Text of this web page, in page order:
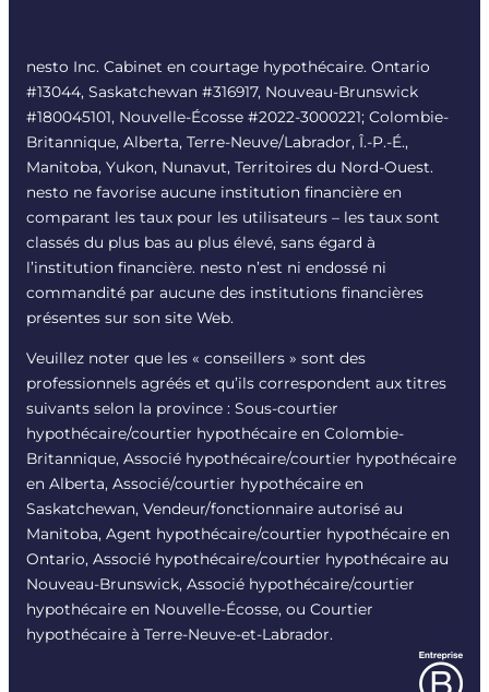
nesto Inc. Cabinet en courtage hypothécaire. Ontario
#13044, Saskatchewan #316917, Nouveau-Brunswick
#180045101, Nouvelle-Écosse #2022-3000221; Colombie-
Britannique, Alberta, Terre-Neuve/Labrador, Î.-P.-É.,
Manitoba, Yukon, Nunavut, Territoires du Nord-Ouest.
nesto ne favorise aucune institution financière en
comparant les taux pour les utilisateurs – les taux sont
classés du plus bas au plus élevé, sans égard à
l’institution financière. nesto n’est ni endossé ni
commandité par aucune des institutions financières
présentes sur son site Web.
Veuillez noter que les « conseillers » sont des
professionnels agréés et qu’ils correspondent aux titres
suivants selon la province : Sous-courtier
hypothécaire/courtier hypothécaire en Colombie-
Britannique, Associé hypothécaire/courtier hypothécaire
en Alberta, Associé/courtier hypothécaire en
Saskatchewan, Vendeur/fonctionnaire autorisé au
Manitoba, Agent hypothécaire/courtier hypothécaire en
Ontario, Associé hypothécaire/courtier hypothécaire au
Nouveau-Brunswick, Associé hypothécaire/courtier
hypothécaire en Nouvelle-Écosse, ou Courtier
hypothécaire à Terre-Neuve-et-Labrador.